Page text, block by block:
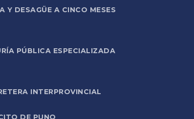
Y DESAGÜE A CINCO MESES
PÚBLICA ESPECIALIZADA
INTERPROVINCIAL
DE PUNO